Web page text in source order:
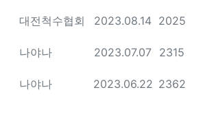
등록자
대전척수협회 등록일
2023.08.14 조회
2025
등록자
나야나 등록일
2023.07.07 조회
2315
등록자
나야나 등록일
2023.06.22 조회
2362